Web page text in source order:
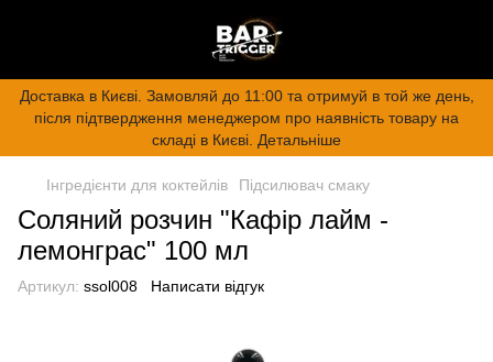
Доставка в Києві. Замовляй до 11:00 та отримуй в той же день,
після підтвердження менеджером про наявність товару на
складі в Києві. Детальніше
Інгредієнти для коктейлів Підсилювач смаку
Соляний розчин "Кафір лайм -
лемонграс" 100 мл
Артикул: ssol008 Написати відгук